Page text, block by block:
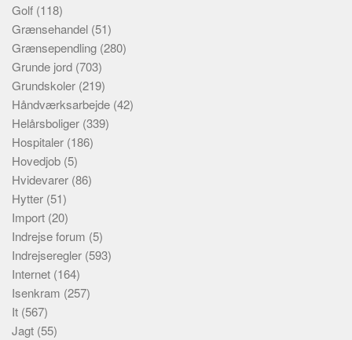
Golf (118)
Grænsehandel (51)
Grænsependling (280)
Grunde jord (703)
Grundskoler (219)
Håndværksarbejde (42)
Helårsboliger (339)
Hospitaler (186)
Hovedjob (5)
Hvidevarer (86)
Hytter (51)
Import (20)
Indrejse forum (5)
Indrejseregler (593)
Internet (164)
Isenkram (257)
It (567)
Jagt (55)